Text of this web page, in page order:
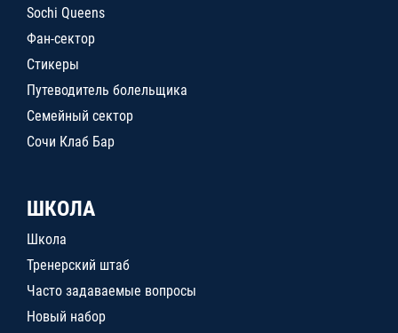
Sochi Queens
Фан-сектор
Стикеры
Путеводитель болельщика
Семейный сектор
Сочи Клаб Бар
ШКОЛА
Школа
Тренерский штаб
Часто задаваемые вопросы
Новый набор